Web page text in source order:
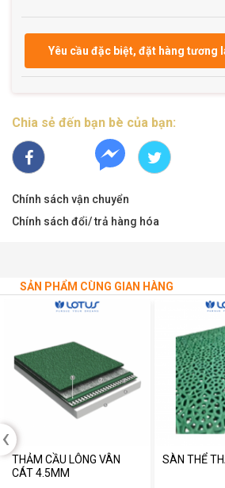
Yêu cầu đặc biệt, đặt hàng tương
Chia sẻ đến bạn bè của bạn:
Chính sách vận chuyển
Chính sách đổi/ trả hàng hóa
SẢN PHẨM CÙNG GIAN HÀNG
THẢM CẦU LÔNG VÂN
CÁT 4.5MM
SÀN THỂ
‹